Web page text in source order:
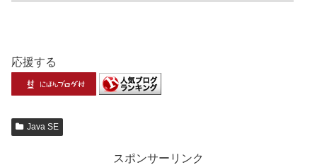
応援する
Java SE
スポンサーリンク